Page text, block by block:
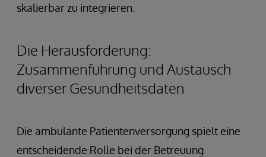
skalierbar zu integrieren.
Die Herausforderung:
Zusammenführung und Austausch
diverser Gesundheitsdaten
Die ambulante Patientenversorgung spielt eine
entscheidende Rolle bei der Betreuung